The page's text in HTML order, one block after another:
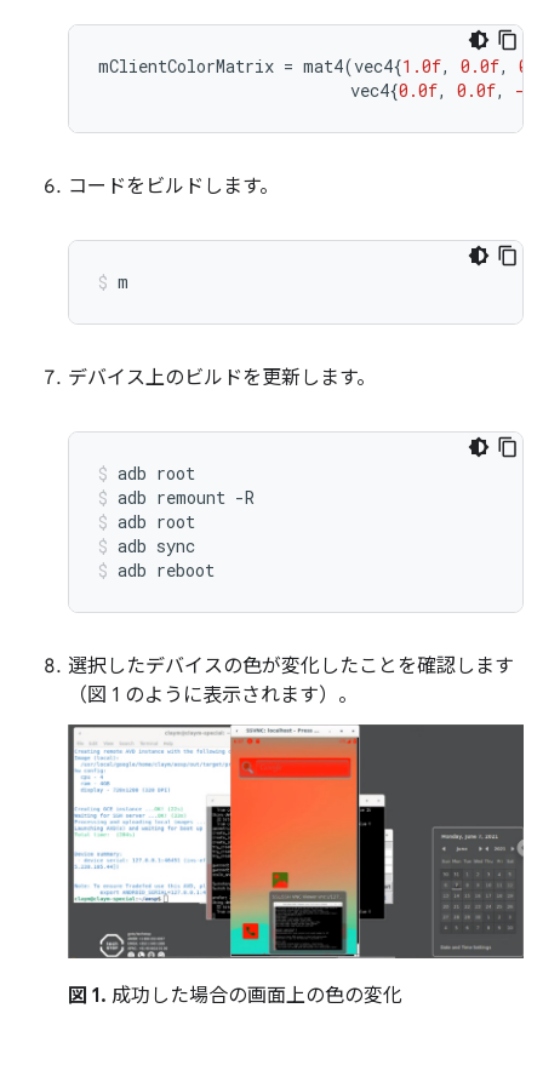
mClientColorMatrix = mat4(vec4{1.0f, 0.0f,
vec4{0.0f, 0.0f, -
コードをビルドします。
m
デバイス上のビルドを更新します。
adb root
adb remount -R
adb root
adb sync
adb reboot
選択したデバイスの色が変化したことを確認します
（図 1 のように表示されます）。
図 1. 成功した場合の画面上の色の変化